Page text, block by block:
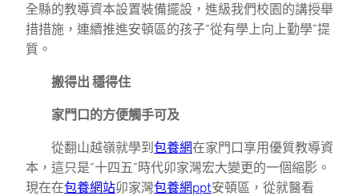
全縣的教導資本設置裝備擺設，進級我們校園的講授舉
措措施，連續推進安頓區的孩子“從有學上向上勤學”提
質。
搬得出 穩得住
家門口的方便觸手可及
從翻山越嶺就學到 包養網在家門口享用優質教導資
本，這只是“十四五”時代卯家灣宏大變更的一個縮影。
現在在包養網站卯家灣包養網ppt安頓區，從就醫看